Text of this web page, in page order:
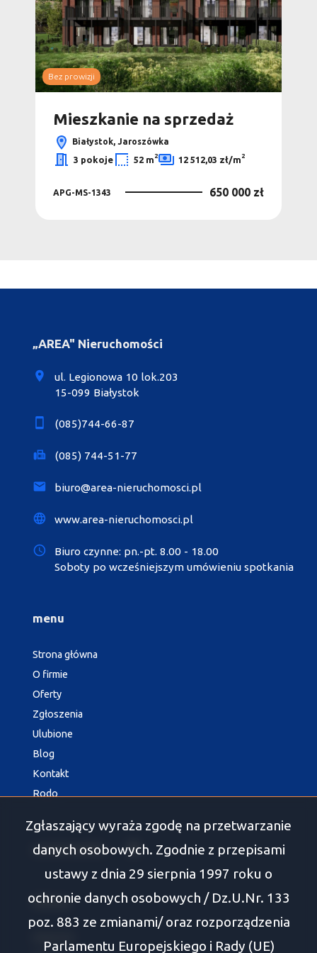
Bez prowizji
Mieszkanie na sprzedaż
Białystok, Jaroszówka
3 pokoje 52 m2 12 512,03 zł/m2
APG-MS-1343 650 000 zł
„AREA" Nieruchomości
ul. Legionowa 10 lok.203
15-099 Białystok
(085)744-66-87
(085) 744-51-77
biuro@area-nieruchomosci.pl
www.area-nieruchomosci.pl
Biuro czynne: pn.-pt. 8.00 - 18.00
Soboty po wcześniejszym umówieniu spotkania
menu
Strona główna
O firmie
Oferty
Zgłoszenia
Ulubione
Blog
Kontakt
Rodo
social media Facebook
Oferty
Białystok
Zgłaszający wyraża zgodę na przetwarzanie
danych osobowych. Zgodnie z przepisami
ustawy z dnia 29 sierpnia 1997 roku o
ochronie danych osobowych / Dz.U.Nr. 133
poz. 883 ze zmianami/ oraz rozporządzenia
Parlamentu Europejskiego i Rady (UE)